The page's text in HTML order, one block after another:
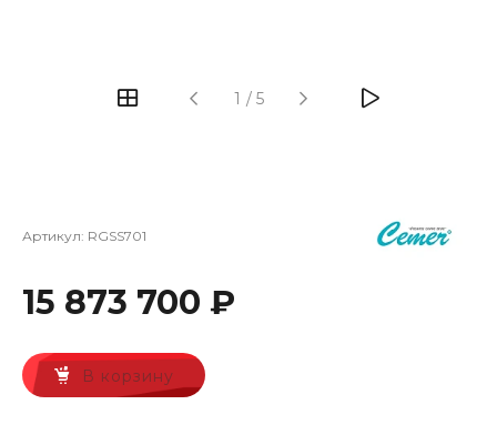
1 / 5
Артикул: RGSS701
15 873 700 ₽
В корзину